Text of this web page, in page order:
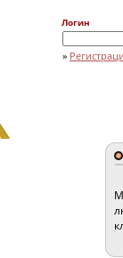
Логин
»